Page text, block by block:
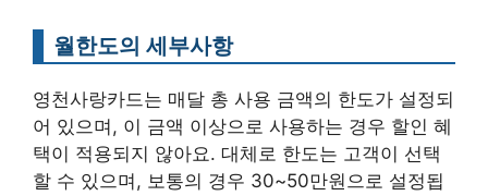
월한도의 세부사항
영천사랑카드는 매달 총 사용 금액의 한도가 설정되
어 있으며, 이 금액 이상으로 사용하는 경우 할인 혜
택이 적용되지 않아요. 대체로 한도는 고객이 선택
할 수 있으며, 보통의 경우 30~50만원으로 설정됩